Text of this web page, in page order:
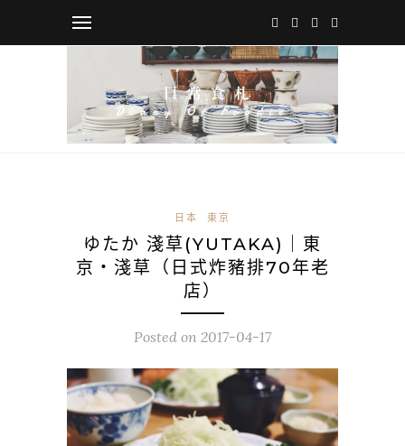
日本 東京
ゆたか 淺草(YUTAKA)｜東
京・淺草（日式炸豬排70年老
店）
Posted on 2017-04-17